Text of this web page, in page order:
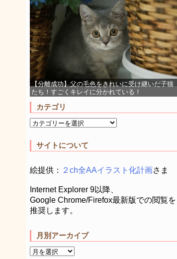
【分離成功】父の毛色をきれいに受け継いだ子猫
たち！すごくキレイに分かれている！
カテゴリ
サイトについて
絵提供： ２ch全AAイラスト化計画さま
Internet Explorer 9以降、
Google Chrome/Firefox最新版での閲覧を
推奨します。
月別アーカイブ